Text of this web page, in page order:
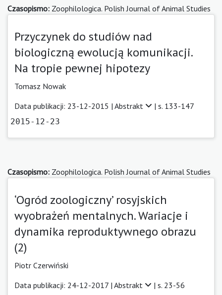
Czasopismo: Zoophilologica. Polish Journal of Animal Studies
Przyczynek do studiów nad
biologiczną ewolucją komunikacji.
Na tropie pewnej hipotezy
Tomasz Nowak
Data publikacji: 23-12-2015 | Abstrakt | s. 133-147
2015-12-23
Czasopismo: Zoophilologica. Polish Journal of Animal Studies
‘Ogród zoologiczny’ rosyjskich
wyobrażeń mentalnych. Wariacje i
dynamika reproduktywnego obrazu
(2)
Piotr Czerwiński
Data publikacji: 24-12-2017 | Abstrakt | s. 23-56